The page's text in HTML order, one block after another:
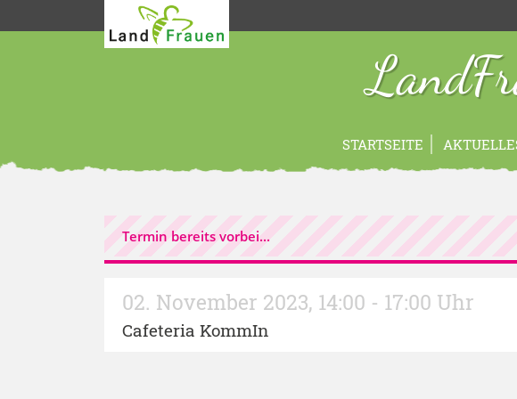
STARTSEITE
Termin bereits vorbei...
02. November 2023, 14:00 - 17:00 Uhr
Cafeteria KommIn